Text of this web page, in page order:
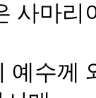
사마
예수께